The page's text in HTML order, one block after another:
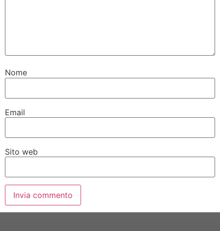
Nome
Email
Sito web